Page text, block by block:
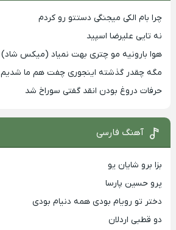
چرا بام الکی میجنگی دستتو رو کردم
نه تایی علیرضا اسپید
هوا بارونیه مو چتری بهت نمیاد (میکس شاد)
مگه چقدر گذشته اینجوری چفت هم ما شدیم
حرفات دروغ بودن انقد گفتی سوراخ شد
آهنگ فارسی
بزا برو شایان یو
پرو حسین پارسا
دختر تو رویام بودی همه دنیام بودی
دو قطبی اردلان